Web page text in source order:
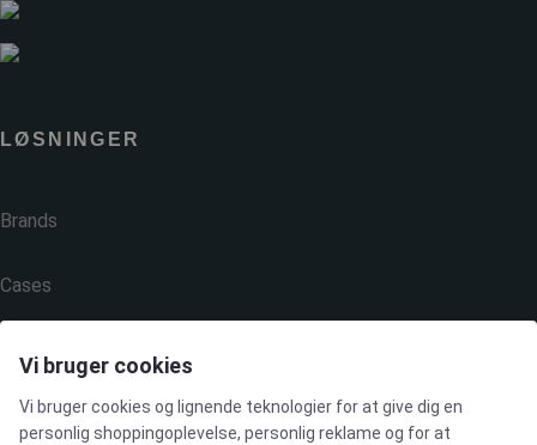
LØSNINGER
Brands
Cases
Services
Vi bruger cookies
Vi bruger cookies og lignende teknologier for at give dig en
personlig shoppingoplevelse, personlig reklame og for at